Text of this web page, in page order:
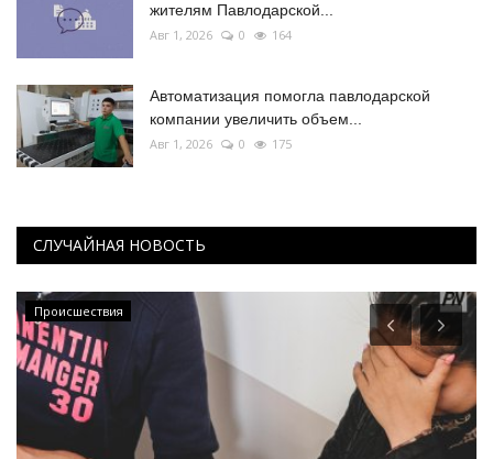
жителям Павлодарской...
Авг 1, 2026 0 164
Автоматизация помогла павлодарской
компании увеличить объем...
Авг 1, 2026 0 175
СЛУЧАЙНАЯ НОВОСТЬ
Происшествия